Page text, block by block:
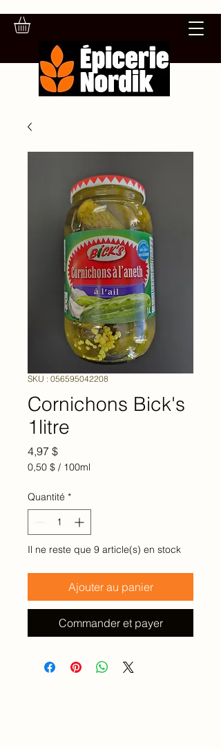
SKU : 056595042208
Cornichons Bick's
1litre
4,97 $Prix
0,50 $ / 100ml
pour
100
Millilitres
Quantité *
Il ne reste que 9 article(s) en stock
Ajouter au panier
Commander et payer